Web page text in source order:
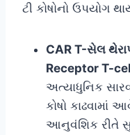
ટી કોષોનો ઉપયોગ
CAR T-સેલ
Receptor T-
અત્યાધુનિક
કોષો કાઢવામાં
આનુવંશિક રીતે